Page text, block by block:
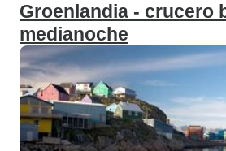
Groenlandia - crucero
medianoche